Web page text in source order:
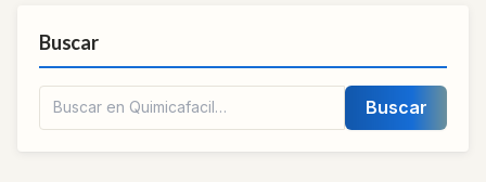
Buscar
Buscar